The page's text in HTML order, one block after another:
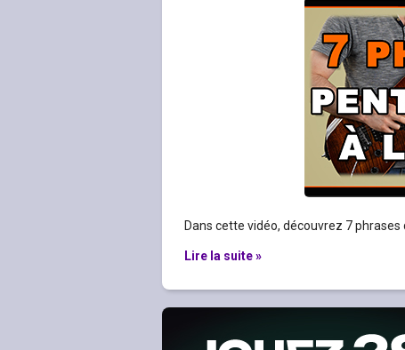
Dans cette vidéo, découvrez 7
Lire la suite »